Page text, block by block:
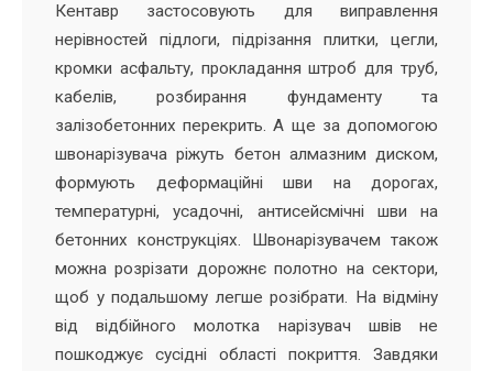
Кентавр застосовують для виправлення
нерівностей підлоги, підрізання плитки, цегли,
кромки асфальту, прокладання штроб для труб,
кабелів, розбирання фундаменту та
залізобетонних перекрить. А ще за допомогою
швонарізувача ріжуть бетон алмазним диском,
формують деформаційні шви на дорогах,
температурні, усадочні, антисейсмічні шви на
бетонних конструкціях. Швонарізувачем також
можна розрізати дорожнє полотно на сектори,
щоб у подальшому легше розібрати. На відміну
від відбійного молотка нарізувач швів не
пошкоджує сусідні області покриття. Завдяки